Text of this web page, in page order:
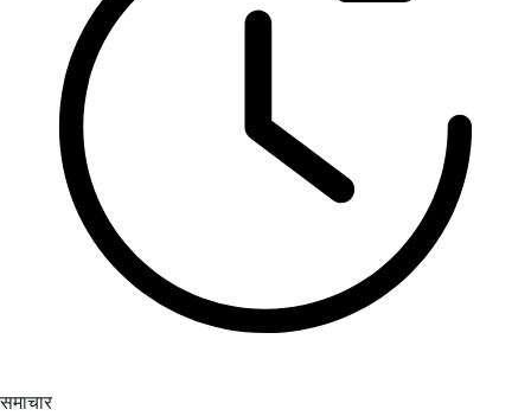
समाचार